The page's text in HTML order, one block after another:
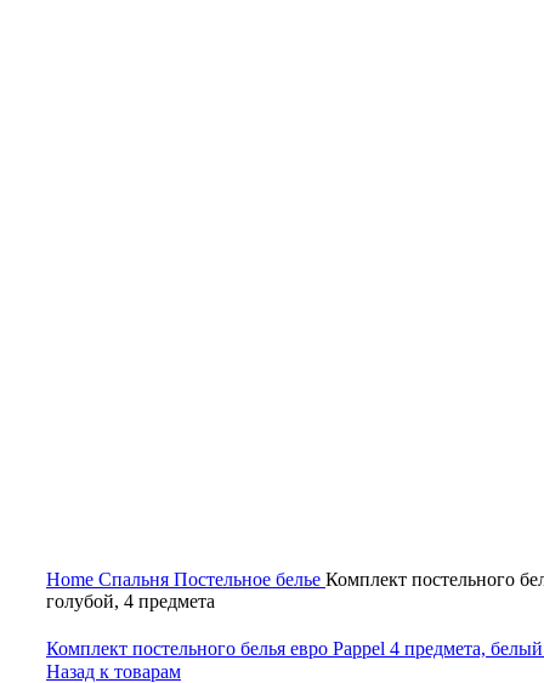
Home Спальня Постельное белье Комплект постельного
голубой, 4 предмета
Комплект постельного белья евро Pappel 4 предмета,
Назад к товарам